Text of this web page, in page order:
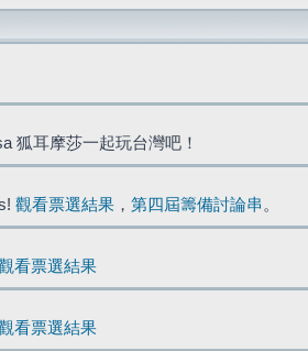
狐耳摩莎一起玩台灣吧！
觀看票選結果 ， 第四屆籌備討論串 。
看票選結果
看票選結果